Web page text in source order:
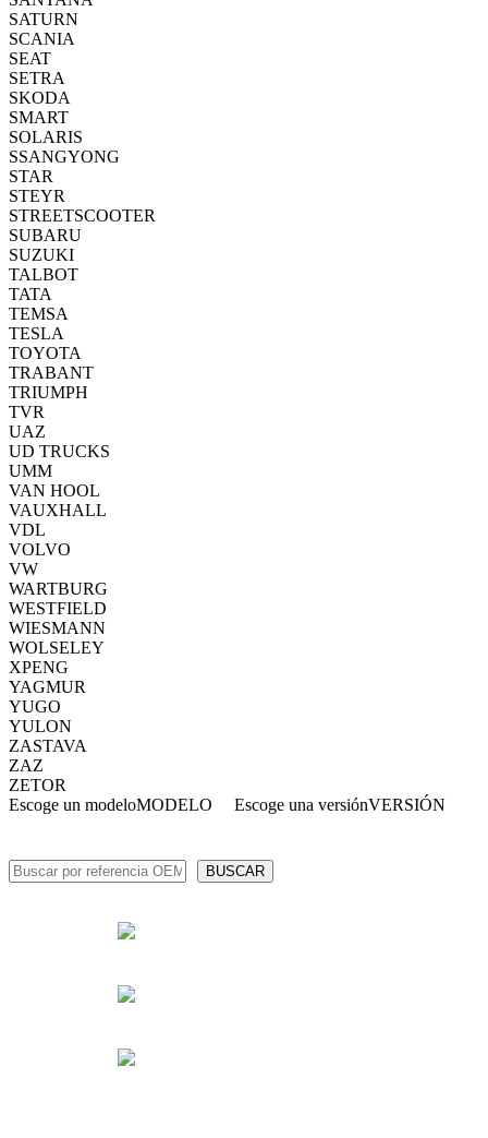
SATURN
SCANIA
SEAT
SETRA
SKODA
SMART
SOLARIS
SSANGYONG
STAR
STEYR
STREETSCOOTER
SUBARU
SUZUKI
TALBOT
TATA
TEMSA
TESLA
TOYOTA
TRABANT
TRIUMPH
TVR
UAZ
UD TRUCKS
UMM
VAN HOOL
VAUXHALL
VDL
VOLVO
VW
WARTBURG
WESTFIELD
WIESMANN
WOLSELEY
XPENG
YAGMUR
YUGO
YULON
ZASTAVA
ZAZ
ZETOR
Escoge un modeloMODELO Escoge una versiónVERSIÓN